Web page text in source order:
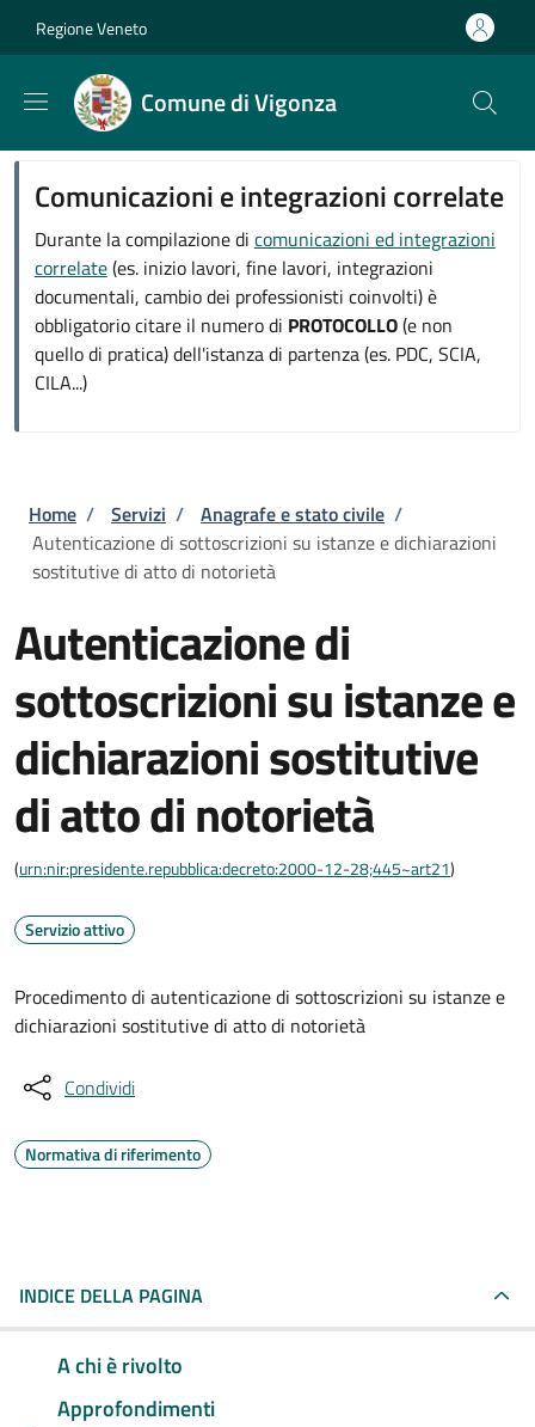
Regione Veneto
Comune di Vigonza
Comunicazioni e integrazioni correlate
Durante la compilazione di comunicazioni ed integrazioni
correlate(es. inizio lavori, fine lavori, integrazioni
documentali, cambio dei professionisti coinvolti) è
obbligatorio citare il numero di PROTOCOLLO(e non
quello di pratica) dell'istanza di partenza (es. PDC, SCIA,
CILA...)
Briciole di pane
Home / Servizi / Anagrafe e stato civile /
Autenticazione di sottoscrizioni su istanze e dichiarazioni
sostitutive di atto di notorietà
Autenticazione di
sottoscrizioni su istanze e
dichiarazioni sostitutive
di atto di notorietà
(urn:nir:presidente.repubblica:decreto:2000-12-28;445~art21)
Servizio attivo
Procedimento di autenticazione di sottoscrizioni su istanze e
dichiarazioni sostitutive di atto di notorietà
Condividi
Normativa di riferimento
INDICE DELLA PAGINA
A chi è rivolto
Approfondimenti